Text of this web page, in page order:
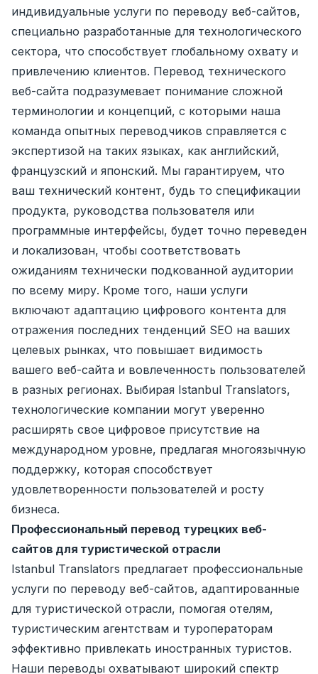
индивидуальные услуги по переводу веб-сайтов,
специально разработанные для технологического
сектора, что способствует глобальному охвату и
привлечению клиентов. Перевод технического
веб-сайта подразумевает понимание сложной
терминологии и концепций, с которыми наша
команда опытных переводчиков справляется с
экспертизой на таких языках, как английский,
французский и японский. Мы гарантируем, что
ваш технический контент, будь то спецификации
продукта, руководства пользователя или
программные интерфейсы, будет точно переведен
и локализован, чтобы соответствовать
ожиданиям технически подкованной аудитории
по всему миру. Кроме того, наши услуги
включают адаптацию цифрового контента для
отражения последних тенденций SEO на ваших
целевых рынках, что повышает видимость
вашего веб-сайта и вовлеченность пользователей
в разных регионах. Выбирая Istanbul Translators,
технологические компании могут уверенно
расширять свое цифровое присутствие на
международном уровне, предлагая многоязычную
поддержку, которая способствует
удовлетворенности пользователей и росту
бизнеса.
Профессиональный перевод турецких веб-
сайтов для туристической отрасли
Istanbul Translators предлагает профессиональные
услуги по переводу веб-сайтов, адаптированные
для туристической отрасли, помогая отелям,
туристическим агентствам и туроператорам
эффективно привлекать иностранных туристов.
Наши переводы охватывают широкий спектр